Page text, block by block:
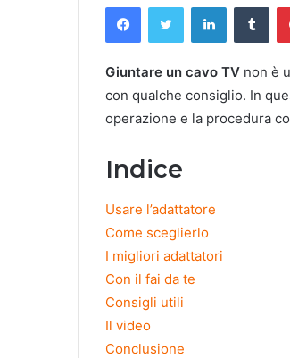
Giuntare un cavo TV non è
con qualche consiglio. In
operazione e la procedura
Indice
Usare l’adattatore
Come sceglierlo
I migliori adattatori
Con il fai da te
Consigli utili
Il video
Conclusione